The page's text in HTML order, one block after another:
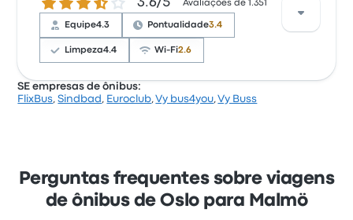
principalmente com o acesso às passagens e a
temperatura, mas reclamaram muito de o Wi‑Fi. As
passagens de FlixBus nesta viagem custam a partir
de R$ 120
3.6/5 Avaliações de 1.351
Equipe4.3 Pontualidade3.4
Limpeza4.4 Wi-Fi2.6
Com base em 1351 avaliações, a empresa tem 3.6
passagens de Sindbad nesta viagem custam a
partir de R$ 335
SE empresas de ônibus:
FlixBus,Sindbad , Euroclub,Vy bus4you,Vy Buss
Perguntas frequentes sobre viagens
de ônibus de Oslo para Malmö